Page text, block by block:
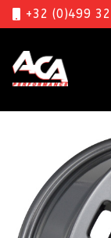
+32 (0)499